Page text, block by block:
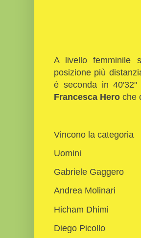
A livello femminile
posizione più
è seconda in
Francesca Hero che
Vincono la categoria
Uomini
Gabriele Gaggero
Andrea Molinari
Hicham Dhimi
Diego Picollo